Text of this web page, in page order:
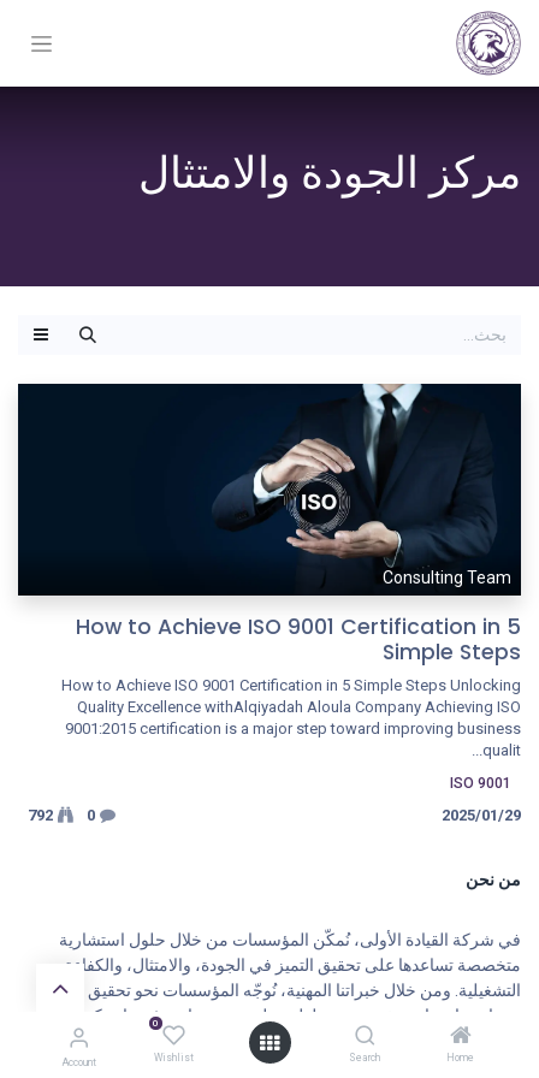
Home
Search
0
Wishlist
Account
مركز الجودة والامتثال
Consulting Team
How to Achieve ISO 9001 Certification in 5
Simple Steps
How to Achieve ISO 9001 Certification in 5 Simple Steps Unlocking
Quality Excellence withAlqiyadah Aloula Company Achieving ISO
9001:2015 certification is a major step toward improving business
qualit...
ISO 9001
29‏/01‏/2025
0
792
من نحن
في شركة القيادة الأولى، نُمكّن المؤسسات من خلال حلول استشارية
متخصصة تساعدها على تحقيق التميز في الجودة، والامتثال، والكفاءة
التشغيلية. ومن خلال خبراتنا المهنية، نُوجّه المؤسسات نحو تحقيق أهدافها
عبر استراتيجيات مخصصة، وحلول عملية، ومنهجيات مثبتة. استكشف
مدونتنا للحصول على رؤى عملية، وأفضل الممارسات، وقصص نجاح تدعم
تطوير الأعمال.